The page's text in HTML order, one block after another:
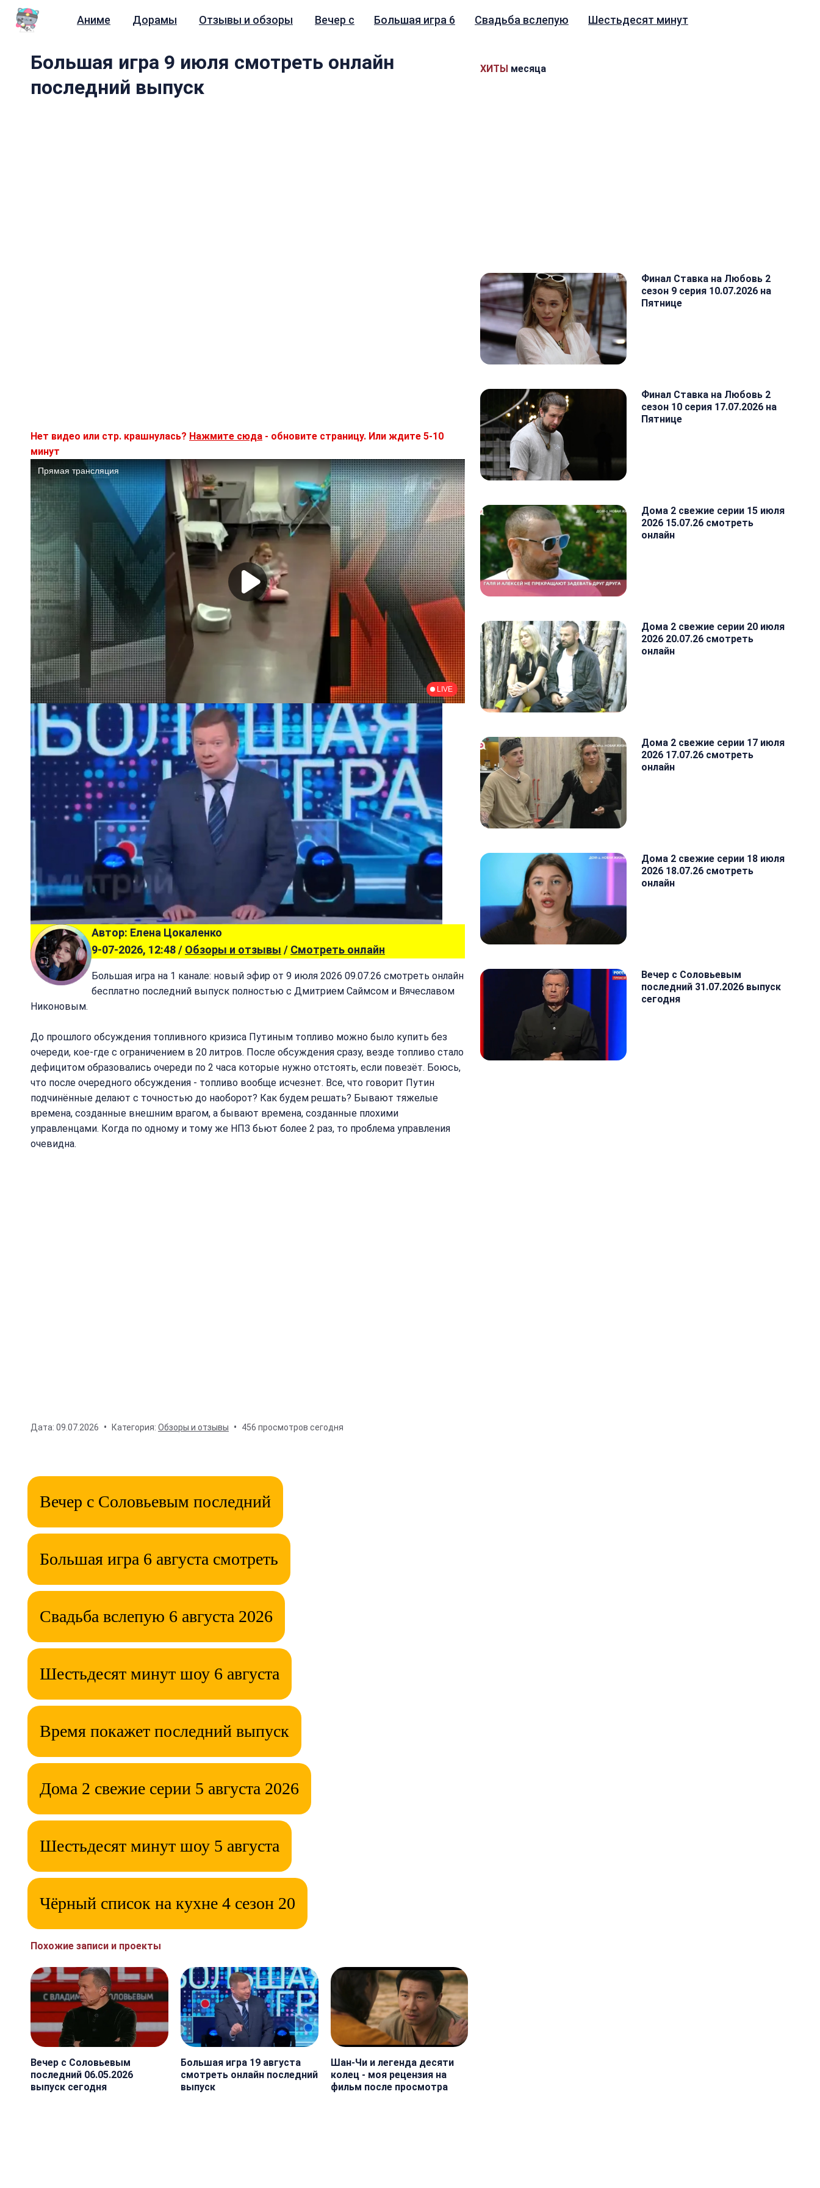
Аниме Дорамы Отзывы и обзоры Вечер с Большая игра 6 Свадьба вслепую Шестьдесят минут
ХИТЫ месяца
Финал Ставка на Любовь 2
сезон 9 серия 10.07.2026 на
Пятнице
Финал Ставка на Любовь 2
сезон 10 серия 17.07.2026 на
Пятнице
Дома 2 свежие серии 15 июля
2026 15.07.26 смотреть
онлайн
Дома 2 свежие серии 20 июля
2026 20.07.26 смотреть
онлайн
Дома 2 свежие серии 17 июля
2026 17.07.26 смотреть
онлайн
Дома 2 свежие серии 18 июля
2026 18.07.26 смотреть
онлайн
Вечер с Соловьевым
последний 31.07.2026 выпуск
сегодня
Большая игра 9 июля смотреть онлайн
последний выпуск
Нет видео или стр. крашнулась? Нажмите сюда - обновите страницу. Или ждите 5-10
минут
Автор: Елена Цокаленко
9-07-2026, 12:48 / Обзоры и отзывы / Смотреть онлайн
Большая игра на 1 канале: новый эфир от 9 июля 2026 09.07.26 смотреть онлайн
бесплатно последний выпуск полностью с Дмитрием Саймсом и Вячеславом
Никоновым.
До прошлого обсуждения топливного кризиса Путиным топливо можно было купить без
очереди, кое-где с ограничением в 20 литров. После обсуждения сразу, везде топливо стало
дефицитом образовались очереди по 2 часа которые нужно отстоять, если повезёт. Боюсь,
что после очередного обсуждения - топливо вообще исчезнет. Все, что говорит Путин
подчинённые делают с точностью до наоборот? Как будем решать? Бывают тяжелые
времена, созданные внешним врагом, а бывают времена, созданные плохими
управленцами. Когда по одному и тому же НПЗ бьют более 2 раз, то проблема управления
очевидна.
Дата: 09.07.2026 Категория: Обзоры и отзывы 456 просмотров сегодня
Вечер с Соловьевым последний
Большая игра 6 августа смотреть
Свадьба вслепую 6 августа 2026
Шестьдесят минут шоу 6 августа
Время покажет последний выпуск
Дома 2 свежие серии 5 августа 2026
Шестьдесят минут шоу 5 августа
Чёрный список на кухне 4 сезон 20
Похожие записи и проекты
Вечер с Соловьевым
последний 06.05.2026
выпуск сегодня
Большая игра 19 августа
смотреть онлайн последний
выпуск
Шан-Чи и легенда десяти
колец - моя рецензия на
фильм после просмотра